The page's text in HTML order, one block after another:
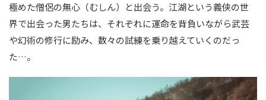
極めた僧侶の無心（むしん）と出会う。江湖という義侠の世
界で出会った男たちは、それぞれに運命を背負いながら武芸
や幻術の修行に励み、数々の試練を乗り越えていくのだっ
た…。